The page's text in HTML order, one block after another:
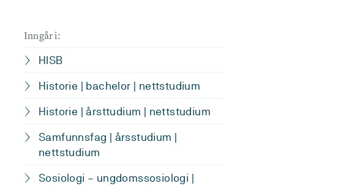
Inngår i:
HISB
Historie | bachelor | nettstudium
Historie | årsttudium | nettstudium
Samfunnsfag | årsstudium |
nettstudium
Sosiologi – ungdomssosiologi |